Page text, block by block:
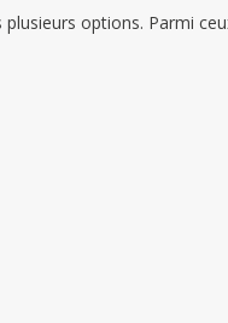
options. Parmi